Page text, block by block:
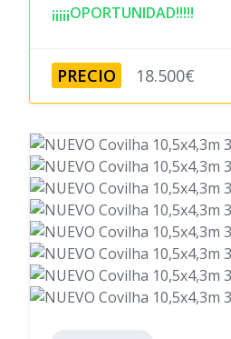
¡¡¡¡¡OPORTUNIDAD!!!!!
PRECIO 18.500€